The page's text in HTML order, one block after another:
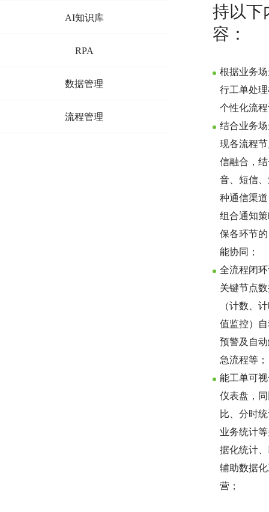
AI知识库
RPA
数据管理
流程管理
持以下
容：
根据业务
行工单处
个性化流
结合业务
现各流程
信融合，
音、短信
种通信渠
组合通知
保各环节
能协同；
全流程闭
关键节点
（计数、
值监控）
预警及自
急流程等；
能工单可
仪表盘，
比、分时
业务统计
据化统计
辅助数据
营；